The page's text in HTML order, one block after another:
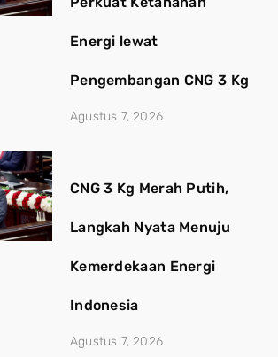
Energi lewat
Pengembangan CNG 3 Kg
Agustus 7, 2026
CNG 3 Kg Merah Putih,
Langkah Nyata Menuju
Kemerdekaan Energi
Indonesia
Agustus 7, 2026